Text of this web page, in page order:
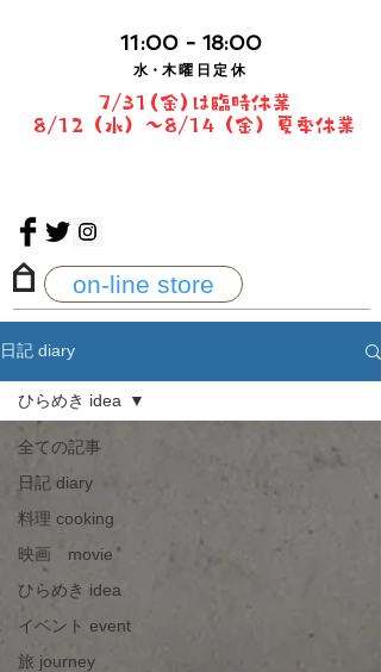
11 :00 - 18:00
水・ 木曜日定休
7/31(金)は臨時休業
8/12（水）〜8/14（金）夏季休業
on-line store
日記 diary
全ての記事
日記 diary
料理 cooking
映画 movie
ひらめき idea
イベント event
旅 journey
ひらめき idea